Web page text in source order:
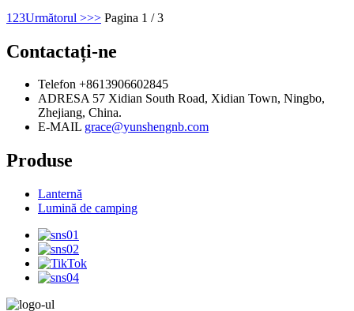
1 23Următorul >>> Pagina 1 / 3
Contactați-ne
Telefon +8613906602845
ADRESA 57 Xidian South Road, Xidian Town, Ningbo,
Zhejiang, China.
E-MAIL grace@yunshengnb.com
Produse
Lanternă
Lumină de camping